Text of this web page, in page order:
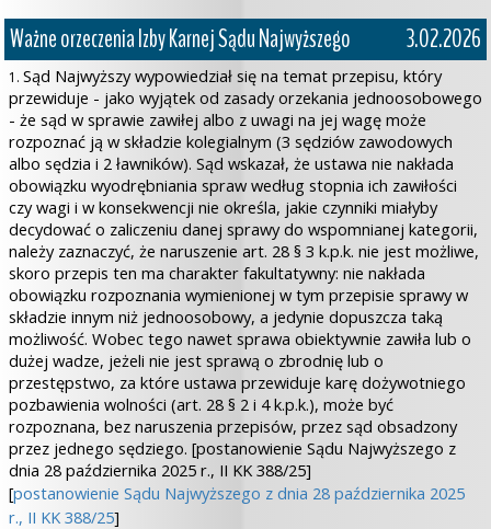
Ważne orzeczenia Izby Karnej Sądu Najwyższego 3.02.2026
1. Sąd Najwyższy wypowiedział się na temat przepisu, który
przewiduje - jako wyjątek od zasady orzekania jednoosobowego
- że sąd w sprawie zawiłej albo z uwagi na jej wagę może
rozpoznać ją w składzie kolegialnym (3 sędziów zawodowych
albo sędzia i 2 ławników). Sąd wskazał, że ustawa nie nakłada
obowiązku wyodrębniania spraw według stopnia ich zawiłości
czy wagi i w konsekwencji nie określa, jakie czynniki miałyby
decydować o zaliczeniu danej sprawy do wspomnianej kategorii,
należy zaznaczyć, że naruszenie art. 28 § 3 k.p.k. nie jest możliwe,
skoro przepis ten ma charakter fakultatywny: nie nakłada
obowiązku rozpoznania wymienionej w tym przepisie sprawy w
składzie innym niż jednoosobowy, a jedynie dopuszcza taką
możliwość. Wobec tego nawet sprawa obiektywnie zawiła lub o
dużej wadze, jeżeli nie jest sprawą o zbrodnię lub o
przestępstwo, za które ustawa przewiduje karę dożywotniego
pozbawienia wolności (art. 28 § 2 i 4 k.p.k.), może być
rozpoznana, bez naruszenia przepisów, przez sąd obsadzony
przez jednego sędziego. [postanowienie Sądu Najwyższego z
dnia 28 października 2025 r., II KK 388/25]
[postanowienie Sądu Najwyższego z dnia 28 października 2025
r., II KK 388/25]